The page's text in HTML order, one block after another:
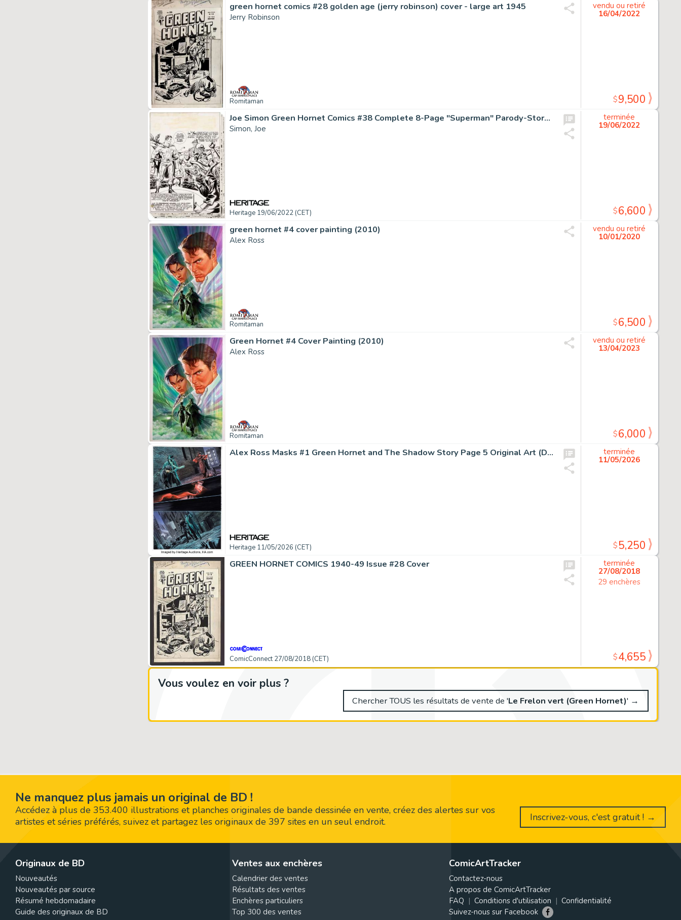
Vous voulez en voir plus ?
Chercher TOUS les résultats de vente de 'Le Frelon vert (Green Hornet)' →
green hornet comics #28 golden age (jerry robinson) cover - large art 1945
Jerry Robinson
Romitaman
vendu ou retiré
16/04/2022
$9,500
Joe Simon Green Hornet Comics #38 Complete 8-Page "Superman" Parody-Story Original Art (Harvey Comics, 1948).... (Total: 8 Original Art)
Simon, Joe
Heritage 19/06/2022 (CET)
terminée
19/06/2022
$6,600
green hornet #4 cover painting (2010)
Alex Ross
Romitaman
vendu ou retiré
10/01/2020
$6,500
Green Hornet #4 Cover Painting (2010)
Alex Ross
Romitaman
vendu ou retiré
13/04/2023
$6,000
Alex Ross Masks #1 Green Hornet and The Shadow Story Page 5 Original Art (Dynamite, 2012).
Heritage 11/05/2026 (CET)
terminée
11/05/2026
$5,250
GREEN HORNET COMICS 1940-49 Issue #28 Cover
ComicConnect 27/08/2018 (CET)
terminée
27/08/2018
29 enchères
$4,655
Ne manquez plus jamais un original de BD !
Accédez à plus de 353.400 illustrations et planches originales de bande dessinée en vente, créez des alertes sur vos
artistes et séries préférés, suivez et partagez les originaux de 397 sites en un seul endroit.
Inscrivez-vous, c'est gratuit ! →
Originaux de BD
Nouveautés
Nouveautés par source
Résumé hebdomadaire
Guide des originaux de BD
Ventes aux enchères
Calendrier des ventes
Résultats des ventes
Enchères particuliers
Top 300 des ventes
ComicArtTracker
Contactez-nous
A propos de ComicArtTracker
FAQ
Conditions d'utilisation
Confidentialité
Suivez-nous sur Facebook